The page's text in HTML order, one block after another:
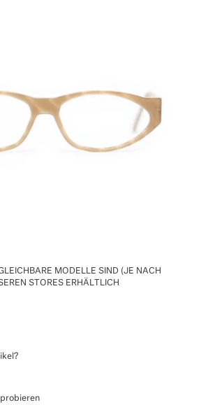
MODELLE SIND (JE NACH
STORES ERHÄLTLICH